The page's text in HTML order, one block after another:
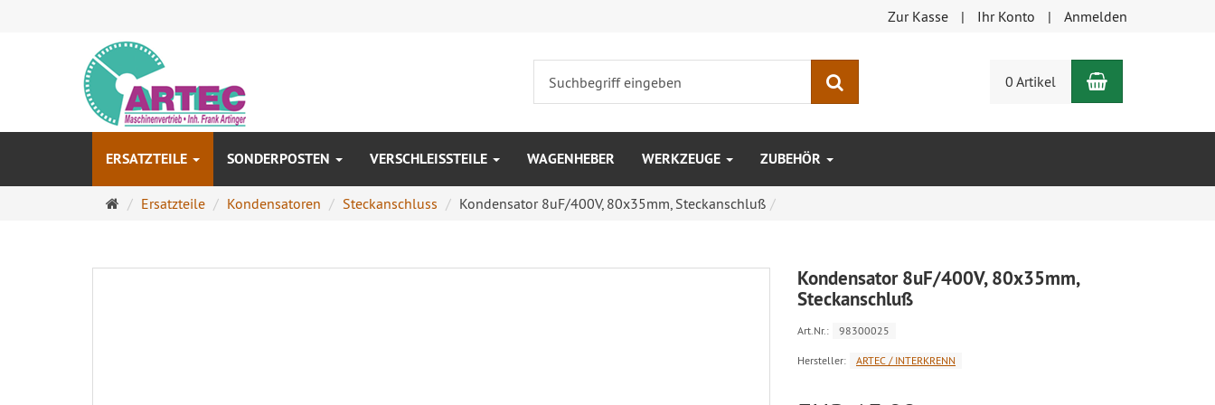
Zur Kasse Ihr Konto Anmelden
0 Artikel Warenkorb
ERSATZTEILE SONDERPOSTEN VERSCHLEISSTEILE WAGENHEBER WERKZEUGE ZUBEHÖR
Startseite
Ersatzteile Kondensatoren Steckanschluss Kondensator 8uF/400V, 80x35mm, Steckanschluß
Kondensator 8uF/400V, 80x35mm,
Steckanschluß
Art.Nr.: 98300025
Hersteller: ARTEC / INTERKRENN